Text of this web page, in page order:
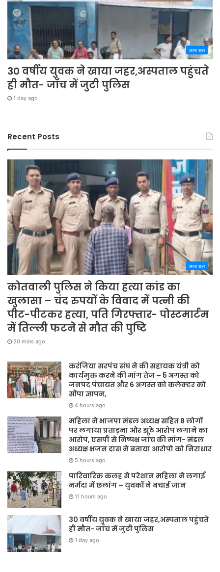
अपना शहर
30 वर्षीय युवक ने खाया जहर,अस्पताल पहुंचते
ही मौत- जाँच में जुटी पुलिस
1 day ago
Recent Posts
अपना शहर
कोतवाली पुलिस ने किया हत्या कांड का
खुलासा – चंद रुपयों के विवाद में पत्नी की
पीट-पीटकर हत्या, पति गिरफ्तार- पोस्टमार्टम
में तिल्ली फटने से मौत की पुष्टि
20 mins ago
करंजिया सरपंच संघ ने की सहायक यंत्री को
कार्यमुक्त करने की मांग तेज – 5 अगस्त को
जनपद पंचायत और 6 अगस्त को कलेक्टर को
सौंपा ज्ञापन,
4 hours ago
महिला ने भाजपा मंडल अध्यक्ष सहित 8 लोगों
पर लगाया प्रताड़ना और झूठे आरोप लगाने का
आरोप, एसपी से निष्पक्ष जांच की मांग- मंडल
अध्यक्ष भजन दास ने बताया आरोपो को निराधार
5 hours ago
पारिवारिक कलह से परेशान महिला ने लगाई
नर्मदा में छलांग – युवकों ने बचाई जान
11 hours ago
30 वर्षीय युवक ने खाया जहर,अस्पताल पहुंचते
ही मौत- जाँच में जुटी पुलिस
1 day ago